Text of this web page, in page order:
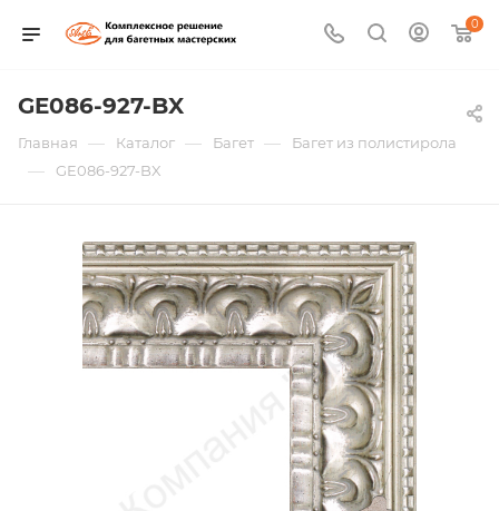
0
GE086-927-BX
Главная — Каталог — Багет — Багет из полистирола
— GE086-927-BX